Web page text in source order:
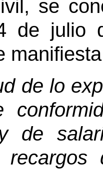
se
de julio
de lo
de